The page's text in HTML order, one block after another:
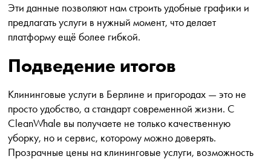
Эти данные позволяют нам строить удобные графики и
предлагать услуги в нужный момент, что делает
платформу ещё более гибкой.
Подведение итогов
Клининговые услуги в Берлине и пригородах — это не
просто удобство, а стандарт современной жизни. С
CleanWhale вы получаете не только качественную
уборку, но и сервис, которому можно доверять.
Прозрачные цены на клининговые услуги, возможность